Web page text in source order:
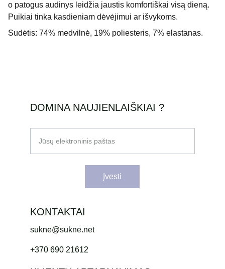
o patogus audinys leidžia jaustis komfortiškai visą dieną.
Puikiai tinka kasdieniam dėvėjimui ar išvykoms.
Sudėtis: 74% medvilnė, 19% poliesteris, 7% elastanas.
KONTAKTAI
Įvesti
sukne@sukne.net
DOMINA NAUJIENLAIŠKIAI ?
+370 690 21612